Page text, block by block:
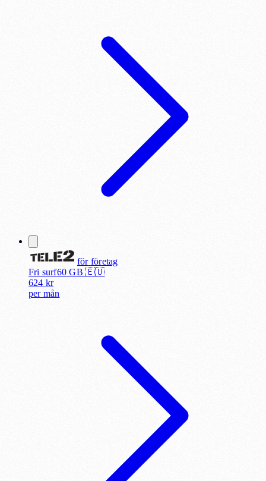
för företag
Fri surf60 GB 🇪🇺
624 kr
per mån